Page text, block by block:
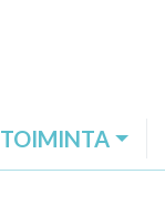
TOIMINTA